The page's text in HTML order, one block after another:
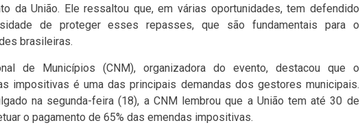
da União. Ele ressaltou que, em várias oportunidades, tem defendido
de proteger esses repasses, que são fundamentais para o
brasileiras.
de Municípios (CNM), organizadora do evento, destacou que o
impositivas é uma das principais demandas dos gestores municipais.
na segunda-feira (18), a CNM lembrou que a União tem até 30 de
o pagamento de 65% das emendas impositivas.